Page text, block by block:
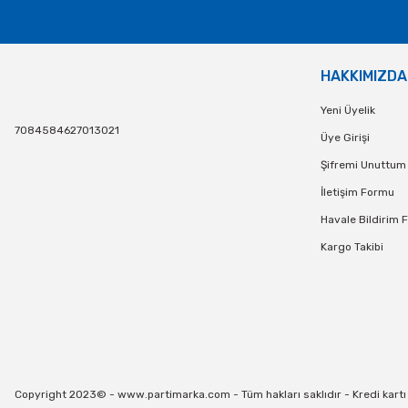
SEPETE EKLE
500,00
SEPETE
7084584627013021
HAKKIMIZDA
Yeni Üyelik
Üye Girişi
Şifremi Unuttum
İletişim Formu
Havale Bildirim
Kargo Takibi
Copyright 2023© - www.partimarka.com - Tüm hakları saklıdır - Kredi